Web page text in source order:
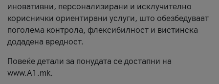
иновативни, персонализирани и исклучително
кориснички ориентирани услуги, што обезбедуваат
поголема контрола, флексибилност и вистинска
додадена вредност.
Повеќе детали за понудата се достапни на
www.А1.mk.